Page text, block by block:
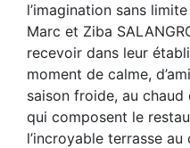
l’imagination sans
Marc et Ziba
recevoir dans leur
moment de calme,
saison froide, au chaud
qui composent le
l’incroyable terrasse